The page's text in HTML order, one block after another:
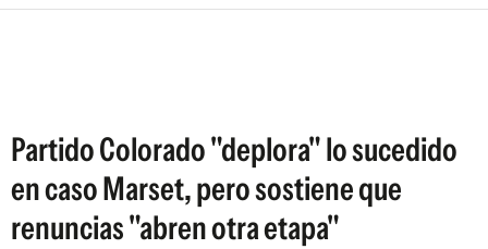
ARGENTINA
Partido Colorado "deplora" lo sucedido
en caso Marset, pero sostiene que
renuncias "abren otra etapa"